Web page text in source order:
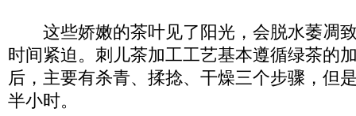
这些娇嫩的茶叶见了阳光，会脱水萎凋
时间紧迫。刺儿茶加工工艺基本遵循绿茶的
后，主要有杀青、揉捻、干燥三个步骤，但
半小时。